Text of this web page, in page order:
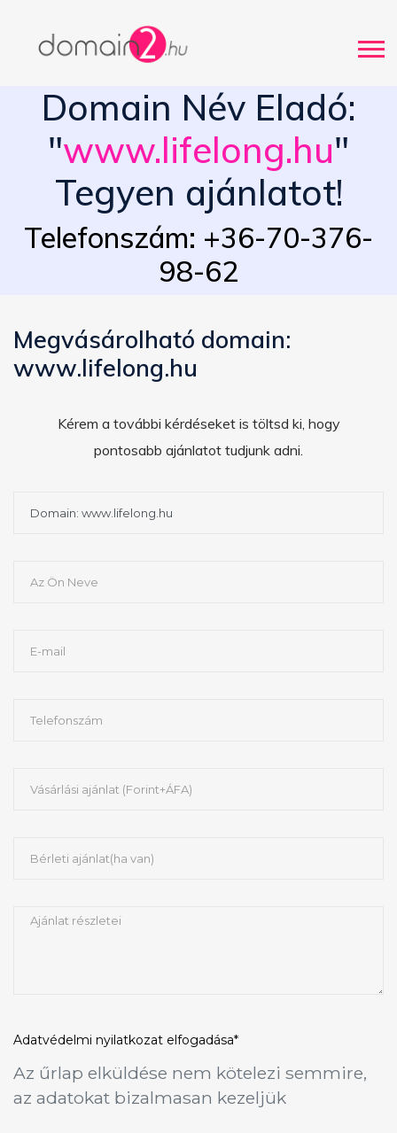
Domain Név Eladó:
"www.lifelong.hu"
Tegyen ajánlatot!
Telefonszám: +36-70-376-
98-62
Megvásárolható domain:
www.lifelong.hu
Kérem a további kérdéseket is töltsd ki, hogy
pontosabb ajánlatot tudjunk adni.
Adatvédelmi nyilatkozat elfogadása*
Az űrlap elküldése nem kötelezi semmire,
az adatokat bizalmasan kezeljük